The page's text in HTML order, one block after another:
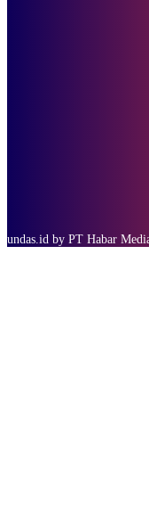
undas.id by PT Habar